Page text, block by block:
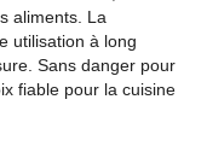
aliments. La
utilisation à long
Sans danger pour
fiable pour la cuisine